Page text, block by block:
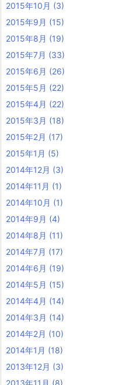
2015年10月 (3)
2015年9月 (15)
2015年8月 (19)
2015年7月 (33)
2015年6月 (26)
2015年5月 (22)
2015年4月 (22)
2015年3月 (18)
2015年2月 (17)
2015年1月 (5)
2014年12月 (3)
2014年11月 (1)
2014年10月 (1)
2014年9月 (4)
2014年8月 (11)
2014年7月 (17)
2014年6月 (19)
2014年5月 (15)
2014年4月 (14)
2014年3月 (14)
2014年2月 (10)
2014年1月 (18)
2013年12月 (3)
2013年11月 (8)